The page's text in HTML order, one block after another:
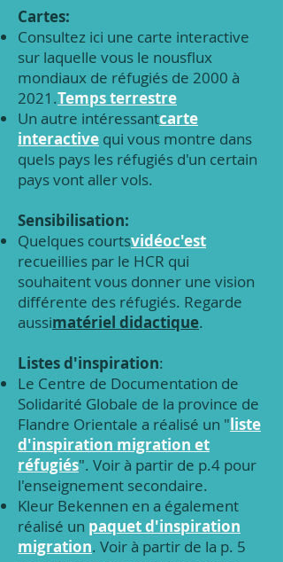
Cartes:
Consultez ici une carte interactive
sur laquelle vous le nousflux
mondiaux de réfugiés de 2000 à
2021.Temps terrestre
Un autre intéressantcarte
interactive qui vous montre dans
quels pays les réfugiés d'un certain
pays vont allervols.
Sensibilisation:
Quelques courtsvidéoc'est
recueillies par le HCR qui
souhaitent vous donner une vision
différente des réfugiés. Regarde
aussimatériel didactique.
Listes d'inspiration:
Le Centre de Documentation de
Solidarité Globale de la province de
Flandre Orientale a réalisé un "liste
d'inspiration migration et
réfugiés". Voir à partir de p.4 pour
l'enseignement secondaire.
Kleur Bekennen en a également
réalisé un paquet d'inspiration
migration. Voir à partir de la p. 5